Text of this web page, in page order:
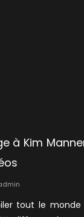
à Kim
tout le